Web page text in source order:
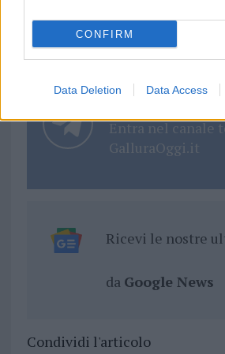
CONFIRM
Data Deletion Data Access
345 356 7512
Entra nel canale
GalluraOggi.it
Ricevi le nostre
da Google News
Condividi l'articolo